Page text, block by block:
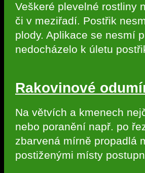
Veškeré plevelné rostliny
či v meziřadí. Postřik
plody. Aplikace se nesmí
nedocházelo k úletu
Rakovinové
Na větvích a kmenech
nebo poranění např. po
zbarvená mírně propadlá
postiženými místy